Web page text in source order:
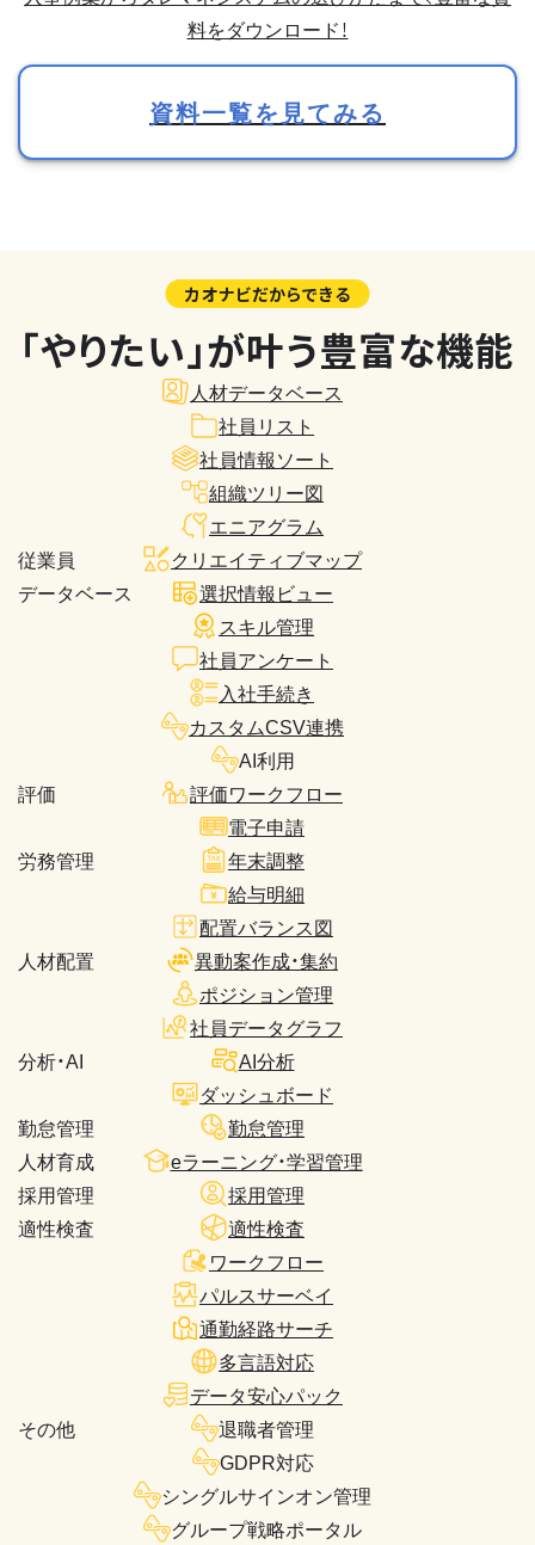
料をダウンロード！
資料一覧を見てみる
カオナビだからできる
「やりたい」が叶う豊富な機能
従業員
データベース
人材データベース
社員リスト
社員情報ソート
組織ツリー図
エニアグラム
クリエイティブマップ
選択情報ビュー
スキル管理
社員アンケート
入社手続き
カスタムCSV連携
AI利用
評価
評価ワークフロー
労務管理
電子申請
年末調整
給与明細
人材配置
配置バランス図
異動案作成・集約
ポジション管理
分析・AI
社員データグラフ
AI分析
ダッシュボード
勤怠管理
勤怠管理
人材育成
eラーニング・学習管理
採用管理
採用管理
適性検査
適性検査
その他
ワークフロー
パルスサーベイ
通勤経路サーチ
多言語対応
データ安心パック
退職者管理
GDPR対応
シングルサインオン管理
グループ戦略ポータル